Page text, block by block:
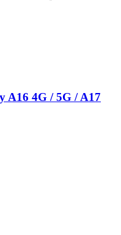
A16 4G / 5G / A17